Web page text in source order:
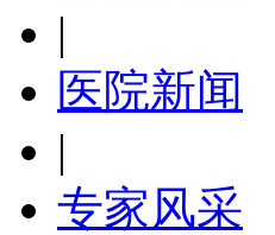
|
医院新闻
|
专家风采